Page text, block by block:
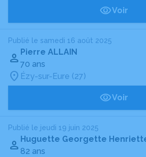
Voir
Publié le samedi 16 août 2025
Pierre ALLAIN
70 ans
Ézy-sur-Eure (27)
Voir
Publié le jeudi 19 juin 2025
Huguette Georgette
82 ans